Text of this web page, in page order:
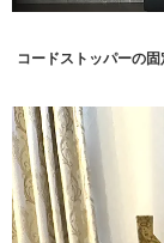
コードストッパーの